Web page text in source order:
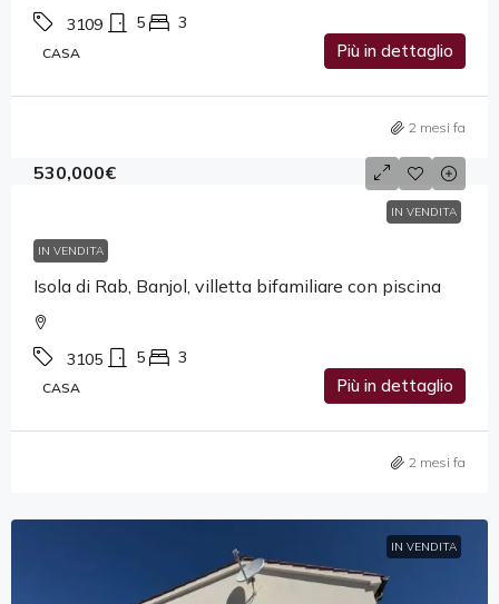
3109 5 3
CASA Più in dettaglio
2 mesi fa
IN VENDITA
530,000€
IN VENDITA
Isola di Rab, Banjol, villetta bifamiliare con piscina
3105 5 3
CASA Più in dettaglio
2 mesi fa
IN VENDITA